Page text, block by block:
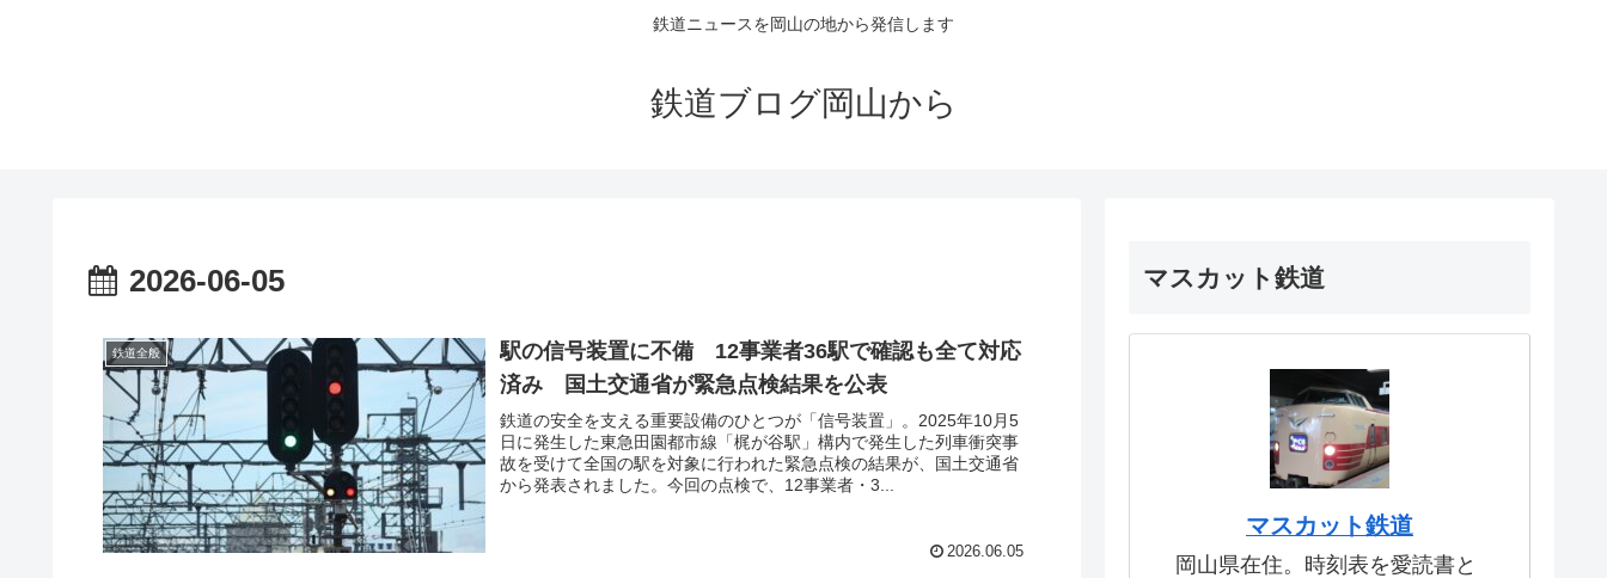
鉄道ニュースを岡山の地から発信します
鉄道ブログ岡山から
2026-06-05
鉄道全般
駅の信号装置に不備 12事業者36駅で確認も全て対応
済み 国土交通省が緊急点検結果を公表
鉄道の安全を支える重要設備のひとつが「信号装置」。2025年10月5
日に発生した東急田園都市線「梶が谷駅」構内で発生した列車衝突事
故を受けて全国の駅を対象に行われた緊急点検の結果が、国土交通省
から発表されました。今回の点検で、12事業者・3...
2026.06.05
マスカット鉄道
マスカット鉄道
岡山県在住。時刻表を愛読書と